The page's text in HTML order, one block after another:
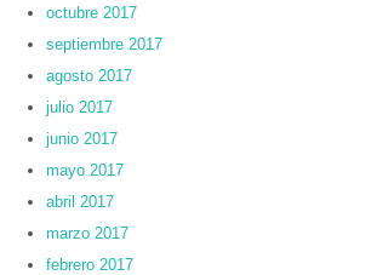
octubre 2017
septiembre 2017
agosto 2017
julio 2017
junio 2017
mayo 2017
abril 2017
marzo 2017
febrero 2017